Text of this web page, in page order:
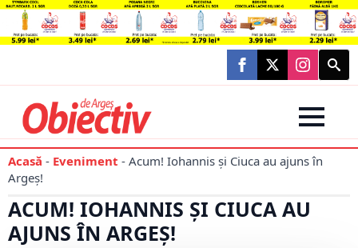
Search
for:
Acasă - Eveniment - Acum! Iohannis și Ciuca au ajuns în
Argeș!
ACUM! IOHANNIS ȘI CIUCA AU
AJUNS ÎN ARGEȘ!